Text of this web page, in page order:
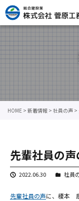
HOME > 新着情報 > 社員の声 >
先輩社員の
2022.06.30 社員
先輩社員の声に、榎本